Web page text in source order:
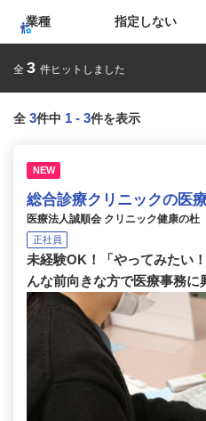
業種 指定しない
全 3 件ヒットしました
全 3件中 1 - 3件を表示
NEW
総合診療クリニックの医
医療法人誠順会 クリニック健康の杜
正社員
未経験OK！「やってみたい
んな前向きな方で医療事務に